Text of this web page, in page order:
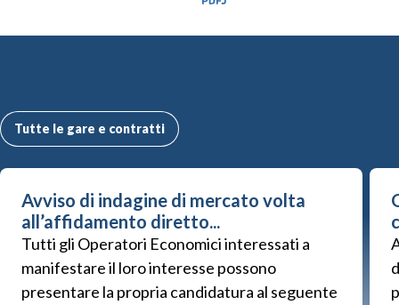
Tutte le gare e contratti
Avviso di indagine di mercato volta
all’affidamento diretto...
Tutti gli Operatori Economici interessati a
manifestare il loro interesse possono
presentare la propria candidatura al seguente